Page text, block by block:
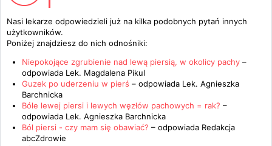
Nasi lekarze odpowiedzieli już na kilka podobnych pytań innych
użytkowników.
Poniżej znajdziesz do nich odnośniki:
Niepokojące zgrubienie nad lewą piersią, w okolicy pachy –
odpowiada Lek. Magdalena Pikul
Guzek po uderzeniu w pierś – odpowiada Lek. Agnieszka
Barchnicka
Bóle lewej piersi i lewych węzłów pachowych = rak? –
odpowiada Lek. Agnieszka Barchnicka
Ból piersi - czy mam się obawiać? – odpowiada Redakcja
abcZdrowie